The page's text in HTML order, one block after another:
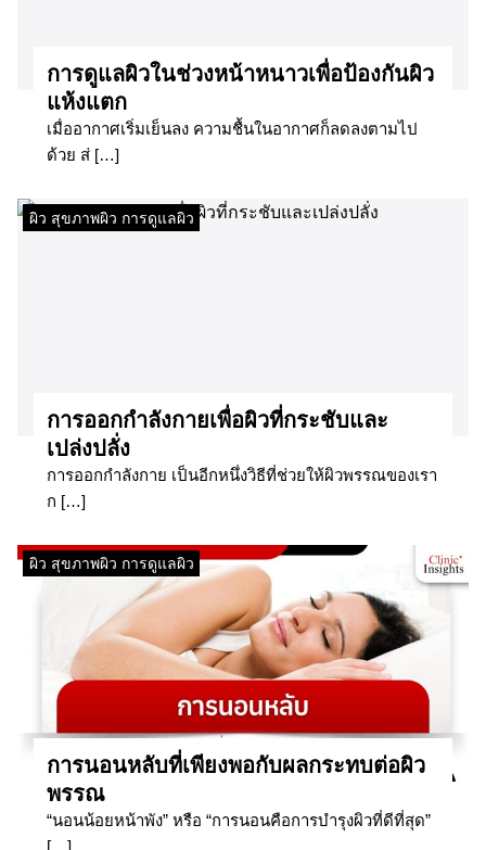
​การดูแลผิวในช่วงหน้าหนาวเพื่อป้องกันผิว
แห้งแตก​
เมื่ออากาศเริ่มเย็นลง ความชื้นในอากาศก็ลดลงตามไป
ด้วย ส่ […]
ผิว สุขภาพผิว การดูแลผิว
​การออกกำลังกายเพื่อผิวที่กระชับและ
เปล่งปลั่ง​
การออกกำลังกาย เป็นอีกหนึ่งวิธีที่ช่วยให้ผิวพรรณของเรา
ก […]
ผิว สุขภาพผิว การดูแลผิว
​การนอนหลับที่เพียงพอกับผลกระทบต่อผิว
พรรณ​
“นอนน้อยหน้าพัง” หรือ “การนอนคือการบำรุงผิวที่ดีที่สุด”